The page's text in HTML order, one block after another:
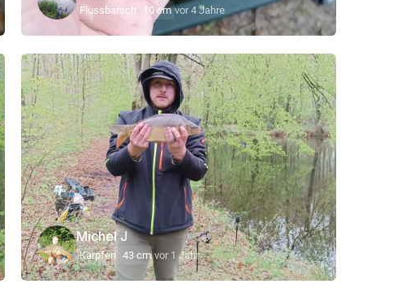
Flussbarsch 10 cm vor 4 Jahre
Michel J
Karpfen 43 cm vor 1 Jahr